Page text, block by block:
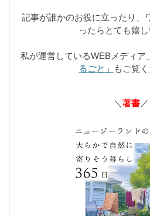
記事が誰かのお役に立ったり、
ったらとても嬉し
私が運営しているWEBメディア
るごと」
もご覧
＼ 著書／